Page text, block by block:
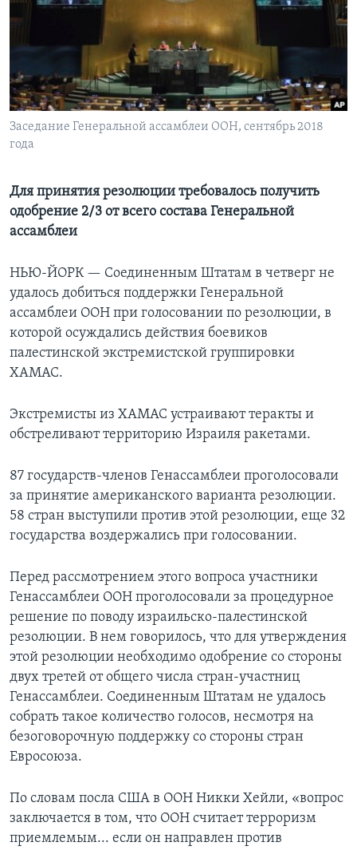
Learning English
СОЦИАЛЬНЫЕ СЕТИ
Языки
Заседание Генеральной ассамблеи ООН, сентябрь 2018
года
Для принятия резолюции требовалось получить
одобрение 2/3 от всего состава Генеральной
ассамблеи
НЬЮ-ЙОРК — Соединенным Штатам в четверг не
удалось добиться поддержки Генеральной
ассамблеи ООН при голосовании по резолюции, в
которой осуждались действия боевиков
палестинской экстремистской группировки
ХАМАС.
Экстремисты из ХАМАС устраивают теракты и
обстреливают территорию Израиля ракетами.
87 государств-членов Генассамблеи проголосовали
за принятие американского варианта резолюции.
58 стран выступили против этой резолюции, еще 32
государства воздержались при голосовании.
Перед рассмотрением этого вопроса участники
Генассамблеи ООН проголосовали за процедурное
решение по поводу израильско-палестинской
резолюции. В нем говорилось, что для утверждения
этой резолюции необходимо одобрение со стороны
двух третей от общего числа стран-участниц
Генассамблеи. Соединенным Штатам не удалось
собрать такое количество голосов, несмотря на
безоговорочную поддержку со стороны стран
Евросоюза.
По словам посла США в ООН Никки Хейли, «вопрос
заключается в том, что ООН считает терроризм
приемлемым... если он направлен против